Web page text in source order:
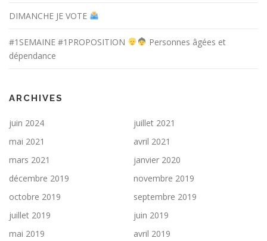
DIMANCHE JE VOTE
#1SEMAINE #1PROPOSITION
Personnes âgées et
dépendance
ARCHIVES
juin 2024
juillet 2021
mai 2021
avril 2021
mars 2021
janvier 2020
décembre 2019
novembre 2019
octobre 2019
septembre 2019
juillet 2019
juin 2019
mai 2019
avril 2019